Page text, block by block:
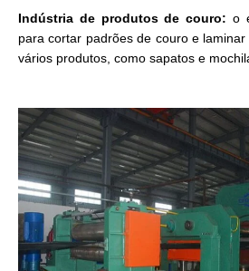
Indústria de produtos de couro: o
para cortar padrões de couro e
vários produtos, como sapatos e